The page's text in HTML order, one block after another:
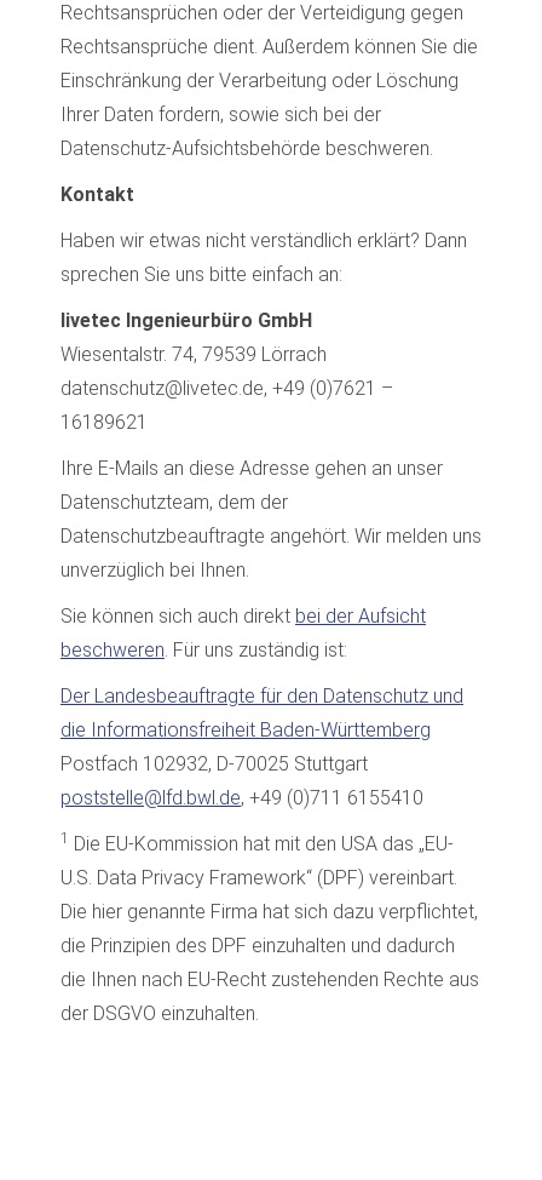
Rechtsansprüchen oder der Verteidigung gegen
Rechtsansprüche dient. Außerdem können Sie die
Einschränkung der Verarbeitung oder Löschung
Ihrer Daten fordern, sowie sich bei der
Datenschutz-Aufsichtsbehörde beschweren.
Kontakt
Haben wir etwas nicht verständlich erklärt? Dann
sprechen Sie uns bitte einfach an:
livetec Ingenieurbüro GmbH
Wiesentalstr. 74, 79539 Lörrach
datenschutz@livetec.de, +49 (0)7621 –
16189621
Ihre E-Mails an diese Adresse gehen an unser
Datenschutzteam, dem der
Datenschutzbeauftragte angehört. Wir melden uns
unverzüglich bei Ihnen.
Sie können sich auch direkt bei der Aufsicht
beschweren. Für uns zuständig ist:
Der Landesbeauftragte für den Datenschutz und
die Informationsfreiheit Baden-Württemberg
Postfach 102932, D-70025 Stuttgart
poststelle@lfd.bwl.de, +49 (0)711 6155410
1
Die EU-Kommission hat mit den USA das „EU-
U.S. Data Privacy Framework“ (DPF) vereinbart.
Die hier genannte Firma hat sich dazu verpflichtet,
die Prinzipien des DPF einzuhalten und dadurch
die Ihnen nach EU-Recht zustehenden Rechte aus
der DSGVO einzuhalten.